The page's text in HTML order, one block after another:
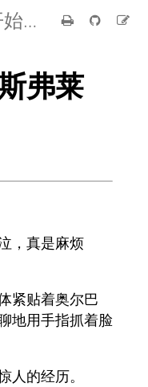
Re：从零开始的异世界生活
弗莱
，真是麻烦
紧贴着奥尔巴
地用手指抓着脸
的经历。